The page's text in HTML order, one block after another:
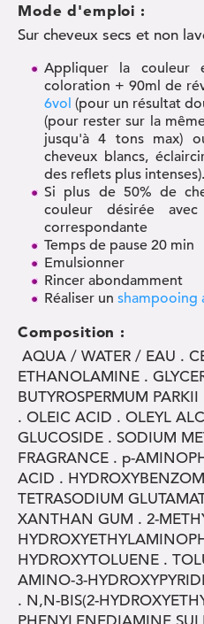
Mode d'emploi :
Sur cheveux secs et non
Appliquer la
coloration + 90ml de
6vol (pour un résultat
(pour rester sur la
jusqu'à 4 tons max)
cheveux blancs,
des reflets plus intenses).
Si plus de 50% de
couleur désirée
correspondante
Temps de pause 20 min
Emulsionner
Rincer abondamment
Réaliser un shampooing
Composition :
AQUA / WATER / EAU .
ETHANOLAMINE .
BUTYROSPERMUM
. OLEIC ACID . OLEYL
GLUCOSIDE . SODIUM
FRAGRANCE . p-
ACID .
TETRASODIUM
XANTHAN GUM . 2-
HYDROXYTOLUENE .
AMINO-3-
. N,N-BIS(2-